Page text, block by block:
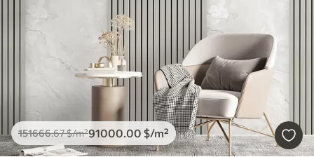
151666.67$/m²91000.00 $/m²